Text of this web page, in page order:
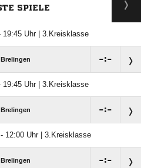
SPIELE
19:45 Uhr | 3.Kreisklasse
Brelingen :
19:45 Uhr | 3.Kreisklasse
Brelingen :
12:00 Uhr | 3.Kreisklasse
Brelingen :